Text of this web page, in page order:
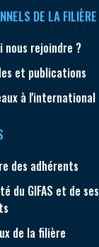
DE LA FILIÈRE
nous rejoindre ?
et publications
à l'international
des adhérents
du GIFAS et de ses
de la filière